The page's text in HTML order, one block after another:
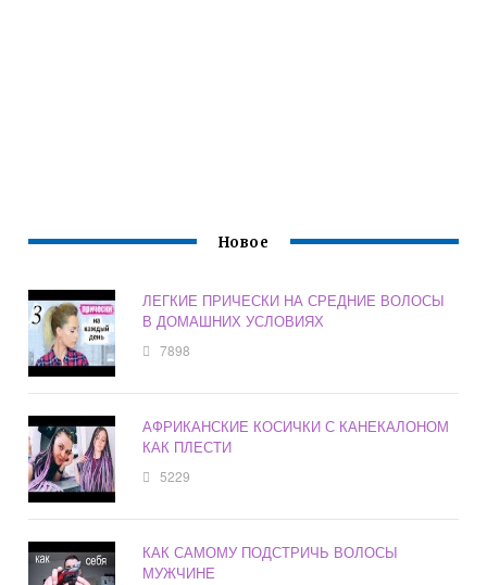
Новое
ЛЕГКИЕ ПРИЧЕСКИ НА СРЕДНИЕ ВОЛОСЫ
В ДОМАШНИХ УСЛОВИЯХ
7898
АФРИКАНСКИЕ КОСИЧКИ С КАНЕКАЛОНОМ
КАК ПЛЕСТИ
5229
КАК САМОМУ ПОДСТРИЧЬ ВОЛОСЫ
МУЖЧИНЕ